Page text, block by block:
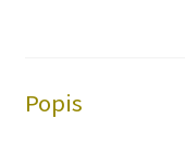
Popis